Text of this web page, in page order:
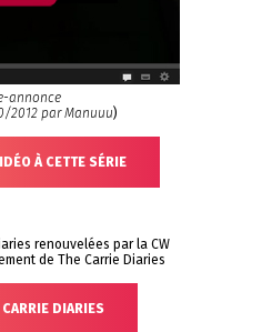
annonce
2012 par Manuuu)
À CETTE SÉRIE
renouvelées par la CW
de The Carrie Diaries
DIARIES